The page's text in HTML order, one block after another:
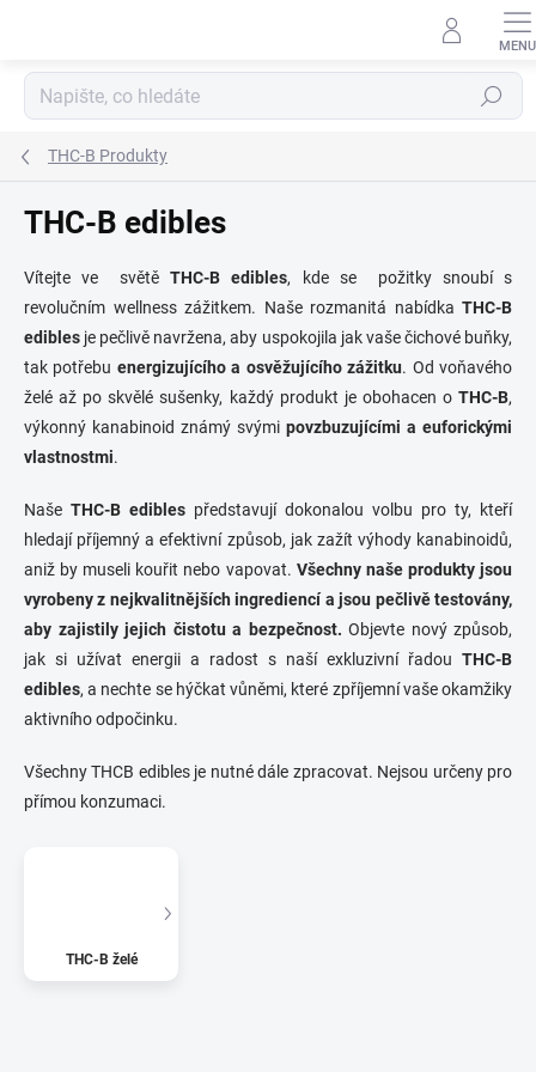
Hledat
THC-B Produkty
THC-B edibles
Vítejte ve světěTHC-B edibles, kde se požitky snoubí s
revolučním wellness zážitkem. Naše rozmanitá nabídka THC-B
edibles je pečlivě navržena, aby uspokojila jak vaše čichové buňky,
tak potřebu energizujícího a osvěžujícího zážitku. Od voňavého
želé až po skvělé sušenky, každý produkt je obohacen o THC-B,
výkonný kanabinoid známý svými povzbuzujícími a euforickými
vlastnostmi.
Naše THC-B edibles představují dokonalou volbu pro ty, kteří
hledají příjemný a efektivní způsob, jak zažít výhody kanabinoidů,
aniž by museli kouřit nebo vapovat. Všechny naše produkty jsou
vyrobeny z nejkvalitnějších ingrediencí a jsou pečlivě testovány,
aby zajistily jejich čistotu a bezpečnost. Objevte nový způsob,
jak si užívat energii a radost s naší exkluzivní řadou THC-B
edibles, a nechte se hýčkat vůněmi, které zpříjemní vaše okamžiky
aktivního odpočinku.
Všechny THCB edibles je nutné dále zpracovat. Nejsou určeny pro
přímou konzumaci.
THC-B želé